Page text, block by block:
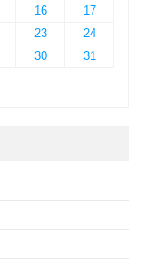
16
17
23
24
30
31